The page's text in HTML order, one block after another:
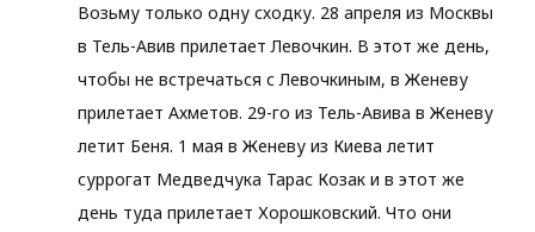
Возьму только одну сходку. 28 апреля из Москвы
в Тель-Авив прилетает Левочкин. В этот же день,
чтобы не встречаться с Левочкиным, в Женеву
прилетает Ахметов. 29-го из Тель-Авива в Женеву
летит Беня. 1 мая в Женеву из Киева летит
суррогат Медведчука Тарас Козак и в этот же
день туда прилетает Хорошковский. Что они